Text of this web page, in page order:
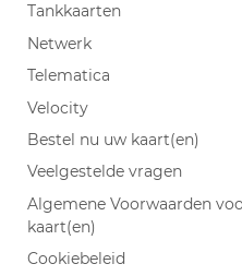
Tankkaarten
Netwerk
Telematica
Velocity
Bestel nu uw kaart(en)
Veelgestelde vragen
Algemene Voorwaarden
kaart(en)
Cookiebeleid